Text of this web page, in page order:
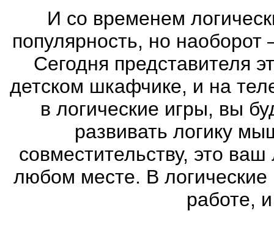
И со временем
популярность, но наоборот
Сегодня представителя
детском шкафчике, и на
в логические игры, вы
развивать логику
совместительству, это
любом месте. В
работе,